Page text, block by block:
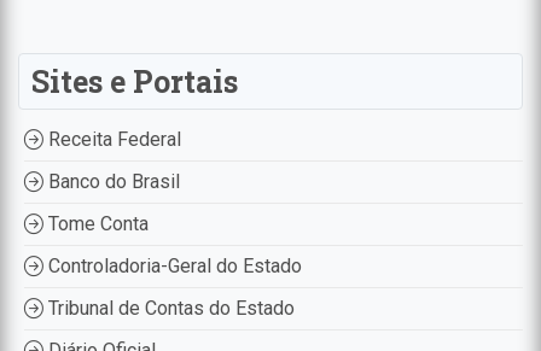
Sites e Portais
Receita Federal
Banco do Brasil
Tome Conta
Controladoria-Geral do Estado
Tribunal de Contas do Estado